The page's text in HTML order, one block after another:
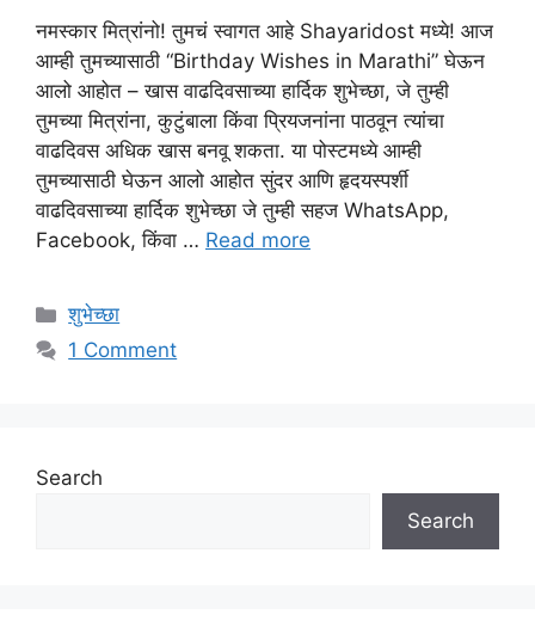
नमस्कार मित्रांनो! तुमचं स्वागत आहे Shayaridost मध्ये! आज
आम्ही तुमच्यासाठी “Birthday Wishes in Marathi” घेऊन
आलो आहोत – खास वाढदिवसाच्या हार्दिक शुभेच्छा, जे तुम्ही
तुमच्या मित्रांना, कुटुंबाला किंवा प्रियजनांना पाठवून त्यांचा
वाढदिवस अधिक खास बनवू शकता. या पोस्टमध्ये आम्ही
तुमच्यासाठी घेऊन आलो आहोत सुंदर आणि हृदयस्पर्शी
वाढदिवसाच्या हार्दिक शुभेच्छा जे तुम्ही सहज WhatsApp,
Facebook, किंवा … Read more
Categories
शुभेच्छा
1 Comment
Search
Search